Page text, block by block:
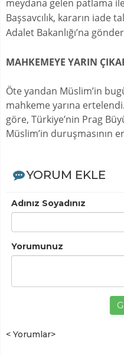
meydana gelen patlama
Başsavcılık, kararın iade
Adalet Bakanlığı’na
MAHKEMEYE YARIN
Öte yandan Müslim’in
mahkeme yarına
göre, Türkiye’nin Prag
Müslim’in duruşmasının
YORUM EKLE
Adınız Soyadınız
Yorumunuz
< Yorumlar>